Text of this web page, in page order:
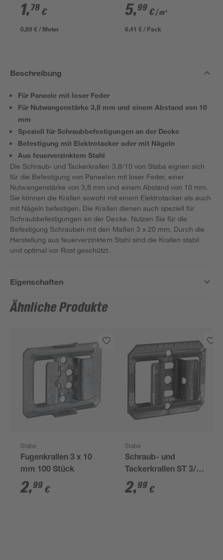
1,78 €
0,89 € / Meter
ungeschliffen 1690 x
634 x 12 mm
5,99 €/ m²
6,41 € / Pack
Beschreibung
Für Paneele mit loser Feder
Für Nutwangenstärke 3,8 mm und einem Abstand von 10
mm
Speziell für Schraubbefestigungen an der Decke
Befestigung mit Elektrotacker oder mit Nägeln
Aus feuerverzinktem Stahl
Die Schraub- und Tackerkrallen 3,8/10 von Staba eignen sich
für die Befestigung von Paneelen mit loser Feder, einer
Nutwangenstärke von 3,8 mm und einem Abstand von 10 mm.
Sie können die Krallen sowohl mit einem Elektrotacker als auch
mit Nägeln befestigen. Die Krallen dienen auch speziell für
Schraubbefestigungen an der Decke. Nutzen Sie für die
Befestigung Schrauben mit den Maßen 3 x 20 mm. Durch die
Herstellung aus feuerverzinktem Stahl sind die Krallen stabil
und optimal vor Rost geschützt.
Eigenschaften
Ähnliche Produkte
Staba
Fugenkrallen 3 x 10
mm 100 Stück
2,99 €
Staba
Schraub- und
Tackerkrallen ST 3/10
100 Stück
2,99 €